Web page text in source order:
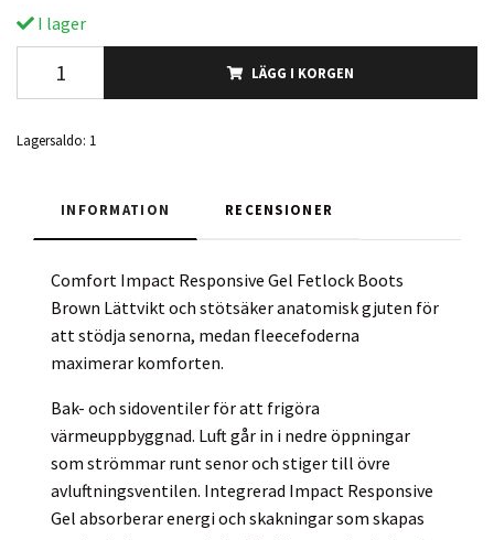
I lager
LÄGG I KORGEN
Lagersaldo: 1
INFORMATION RECENSIONER
Comfort Impact Responsive Gel Fetlock Boots
Brown Lättvikt och stötsäker anatomisk gjuten för
att stödja senorna, medan fleecefoderna
maximerar komforten.
Bak- och sidoventiler för att frigöra
värmeuppbyggnad. Luft går in i nedre öppningar
som strömmar runt senor och stiger till övre
avluftningsventilen. Integrerad Impact Responsive
Gel absorberar energi och skakningar som skapas